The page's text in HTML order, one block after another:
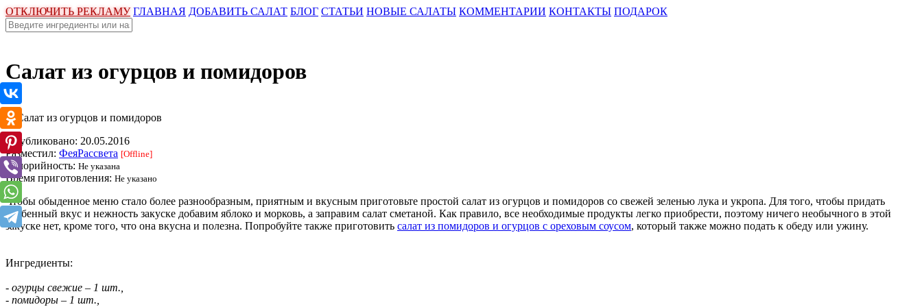
ОТКЛЮЧИТЬ РЕКЛАМУ ГЛАВНАЯ ДОБАВИТЬ САЛАТ БЛОГ СТАТЬИ НОВЫЕ САЛАТЫ КОММЕНТАРИИ КОНТАКТЫ ПОДАРОК
Салат из огурцов и помидоров
Опубликовано: 20.05.2016
Разместил: ФеяРассвета [Offline]
Калорийность: Не указана
Время приготовления: Не указано
Чтобы обыденное меню стало более разнообразным, приятным и вкусным приготовьте простой салат из огурцов и помидоров со свежей зеленью лука и укропа. Для того, чтобы придать
особенный вкус и нежность закуске добавим яблоко и морковь, а заправим салат сметаной. Как правило, все необходимые продукты легко приобрести, поэтому ничего необычного в этой
закуске нет, кроме того, что она вкусна и полезна. Попробуйте также приготовить салат из помидоров и огурцов с ореховым соусом, который также можно подать к обеду или ужину.
Ингредиенты:
- огурцы свежие – 1 шт.,
- помидоры – 1 шт.,